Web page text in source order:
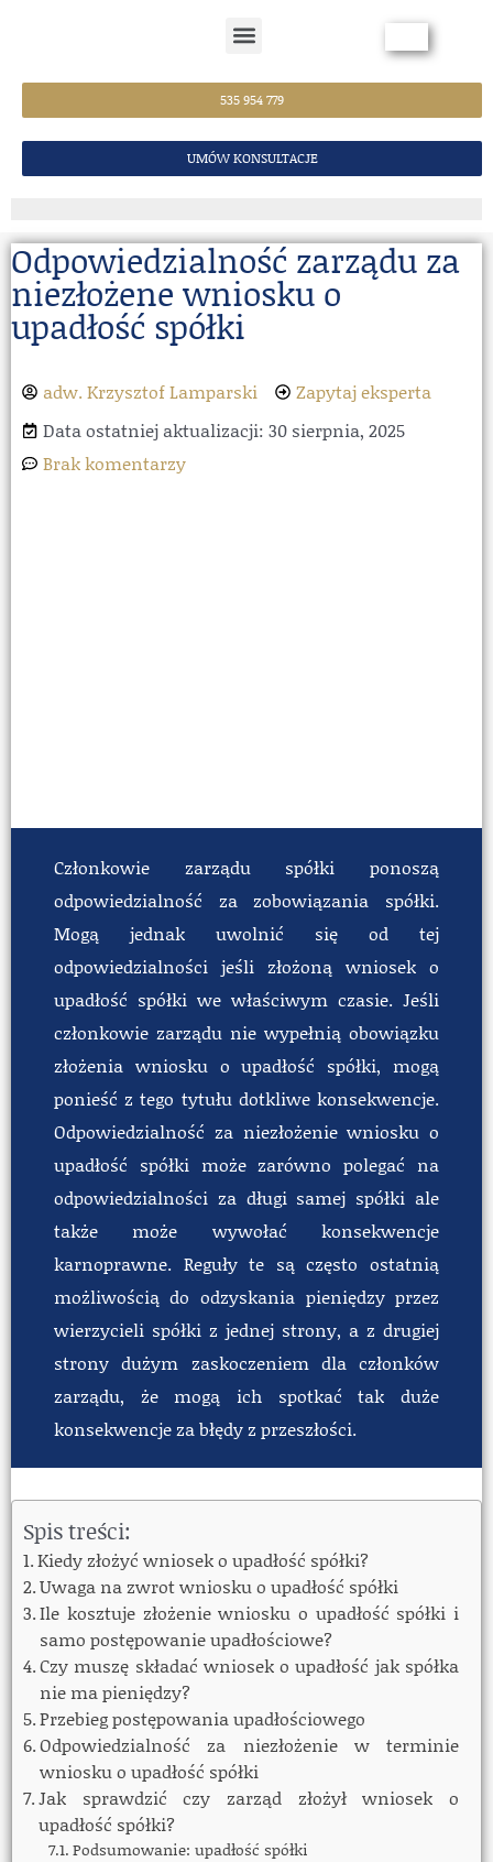
535 954 779
UMÓW KONSULTACJE
Odpowiedzialność zarządu za
niezłożene wniosku o
upadłość spółki
adw. Krzysztof Lamparski
Zapytaj eksperta
Data ostatniej aktualizacji: 30 sierpnia, 2025
Brak komentarzy
Członkowie zarządu spółki ponoszą
odpowiedzialność za zobowiązania spółki.
Mogą jednak uwolnić się od tej
odpowiedzialności jeśli złożoną wniosek o
upadłość spółki we właściwym czasie. Jeśli
członkowie zarządu nie wypełnią obowiązku
złożenia wniosku o upadłość spółki, mogą
ponieść z tego tytułu dotkliwe konsekwencje.
Odpowiedzialność za niezłożenie wniosku o
upadłość spółki może zarówno polegać na
odpowiedzialności za długi samej spółki ale
także może wywołać konsekwencje
karnoprawne. Reguły te są często ostatnią
możliwością do odzyskania pieniędzy przez
wierzycieli spółki z jednej strony, a z drugiej
strony dużym zaskoczeniem dla członków
zarządu, że mogą ich spotkać tak duże
konsekwencje za błędy z przeszłości.
Spis treści:
Kiedy złożyć wniosek o upadłość spółki?
Uwaga na zwrot wniosku o upadłość spółki
Ile kosztuje złożenie wniosku o upadłość spółki i
samo postępowanie upadłościowe?
Czy muszę składać wniosek o upadłość jak spółka
nie ma pieniędzy?
Przebieg postępowania upadłościowego
Odpowiedzialność za niezłożenie w terminie
wniosku o upadłość spółki
Jak sprawdzić czy zarząd złożył wniosek o
upadłość spółki?
Podsumowanie: upadłość spółki